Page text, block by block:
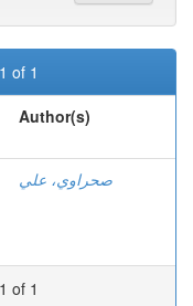
of 1
Author(s)
صحراوي، علي
of 1